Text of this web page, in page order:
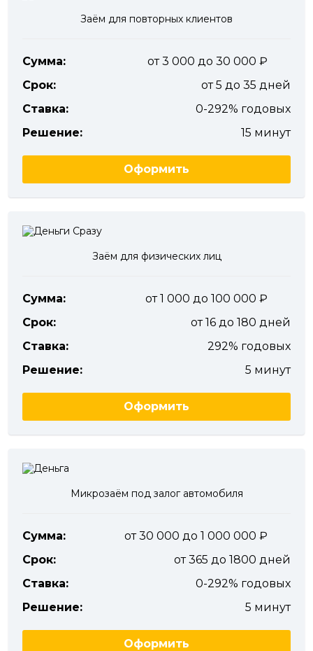
Заём для повторных клиентов
Сумма:
от 3 000 до 30 000
Срок:
от 5 до 35 дней
Ставка:
0-292% годовых
Решение:
15 минут
Оформить
Заём для физических лиц
Сумма:
от 1 000 до 100 000
Срок:
от 16 до 180 дней
Ставка:
292% годовых
Решение:
5 минут
Оформить
Микрозаём под залог автомобиля
Сумма:
от 30 000 до 1 000 000
Срок:
от 365 до 1800 дней
Ставка:
0-292% годовых
Решение:
5 минут
Оформить